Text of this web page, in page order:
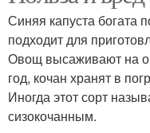
Синяя капуста богата
подходит для
Овощ высаживают на
год, кочан хранят в
Иногда этот сорт
сизокочанным.